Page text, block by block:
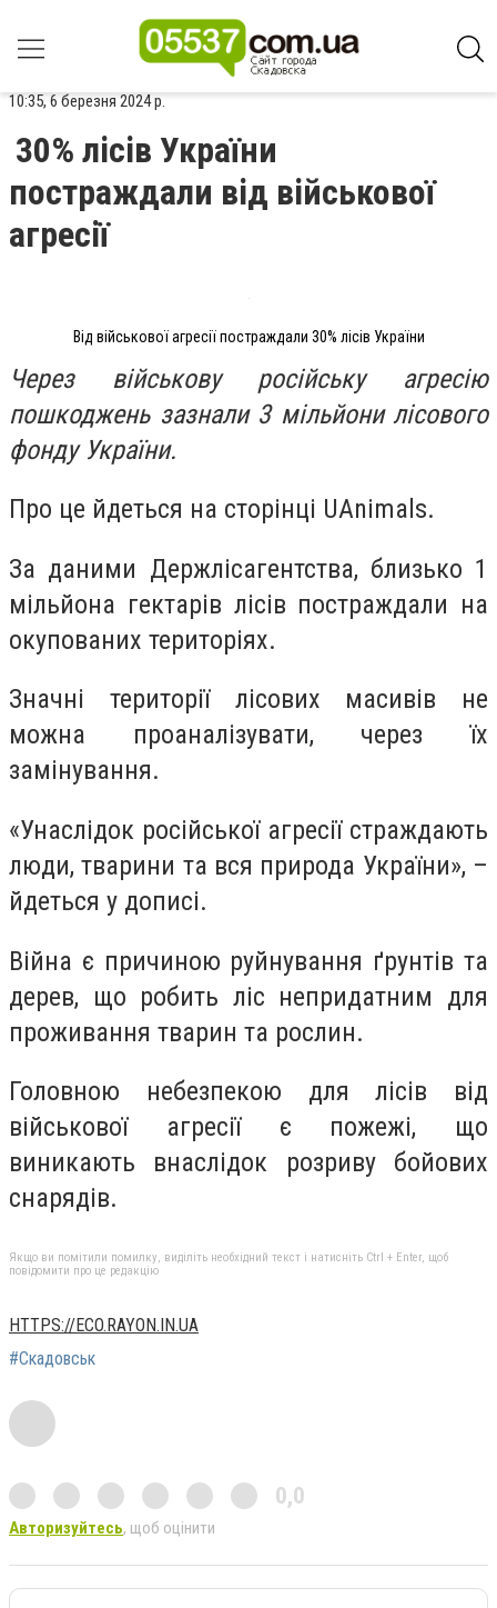
10:35, 6 березня 2024 р.
30% лісів України
постраждали від військової
агресії
Від військової агресії постраждали 30% лісів України
Через військову російську агресію
пошкоджень зазнали 3 мільйони лісового
фонду України.
Про це йдеться на сторінці UAnimals.
За даними Держлісагентства, близько 1
мільйона гектарів лісів постраждали на
окупованих територіях.
Значні території лісових масивів не
можна проаналізувати, через їх
замінування.
«Унаслідок російської агресії страждають
люди, тварини та вся природа України», –
йдеться у дописі.
Війна є причиною руйнування ґрунтів та
дерев, що робить ліс непридатним для
проживання тварин та рослин.
Головною небезпекою для лісів від
військової агресії є пожежі, що
виникають внаслідок розриву бойових
снарядів.
Якщо ви помітили помилку, виділіть необхідний текст і натисніть Ctrl + Enter, щоб
повідомити про це редакцію
HTTPS://ECO.RAYON.IN.UA
#Скадовськ
0,0
Авторизуйтесь, щоб оцінити